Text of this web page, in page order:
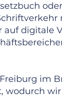
oder
auf digitale
im
wodurch wir